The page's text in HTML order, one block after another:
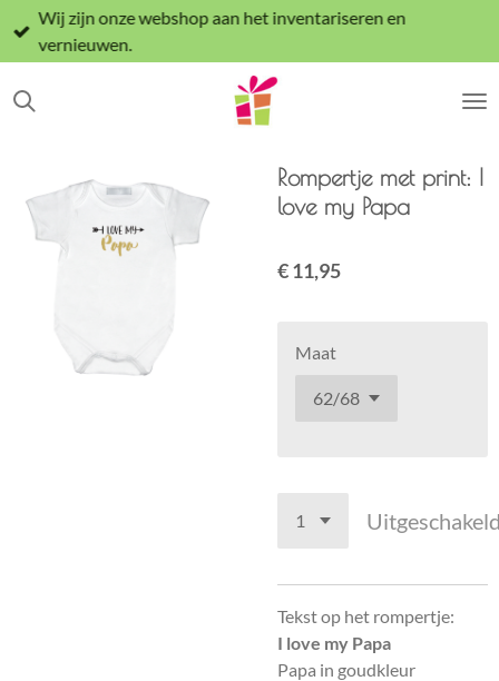
Ga
direct
de
Wij zijn onze webshop aan het inventariseren en
vernieuwen.
Rompertje met print: I
love my Papa
€ 11,95
Maat
Tekst op het rompertje:
I love my Papa
Papa in goudkleur